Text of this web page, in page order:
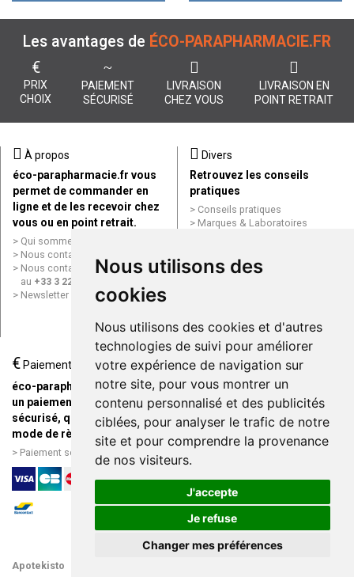
Nous utilisons des
cookies
Nous utilisons des cookies et d'autres
technologies de suivi pour améliorer
votre expérience de navigation sur
notre site, pour vous montrer un
contenu personnalisé et des publicités
ciblées, pour analyser le trafic de notre
site et pour comprendre la provenance
de nos visiteurs.
J'accepte
Je refuse
Changer mes préférences
Les avantages de ÉCO-PARAPHARMACIE.FR
€
PRIX
CHOIX
PAIEMENT
SÉCURISÉ
LIVRAISON
CHEZ VOUS
LIVRAISON EN
POINT RETRAIT
À propos
éco-parapharmacie.fr vous
permet de commander en
ligne et de les recevoir chez
vous ou en point retrait.
Qui sommes nous ?
Nous contacter par e-mail
Nous contacter par téléphone
au +33 3 22 71 64 10
Newsletter
Divers
Retrouvez les conseils
pratiques
Conseils pratiques
Marques & Laboratoires
Mentions légales
Données personnelles
ligne
€ Paiement
éco-parapharmacie.fr offre
un paiement entièrement
sécurisé, quel que soit le
mode de règlement
Paiement sécurisé et simple
Livraison / Point retrait
Commandez en ligne et
recevez votre commande
rapidement chez vous ou en
point retrait
Livraison chez vous ou en
Apotekisto